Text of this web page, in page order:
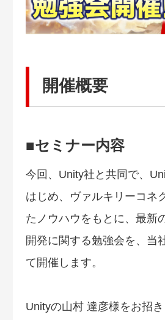
開催概要
■セミナー内容
今回、Unity社と共同で、
はじめ、ヴァルキリーコネ
たノウハウをもとに、最新
開発に関する勉強会を、当
て開催します。
Unityの山村 達彦様をお招